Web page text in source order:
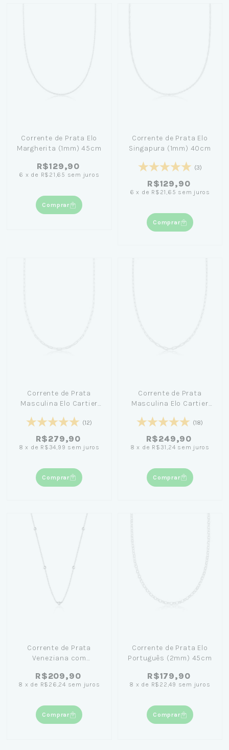
Corrente de Prata Elo
Margherita (1mm) 45cm
R$129,90
6 x de R$21,65 sem juros
Comprar
Corrente de Prata Elo
Singapura (1mm) 40cm
(3)
R$129,90
6 x de R$21,65 sem juros
Comprar
Corrente de Prata
Masculina Elo Cartier
(12)
R$279,90
8 x de R$34,99 sem juros
Comprar
Corrente de Prata
Masculina Elo Cartier
(18)
R$249,90
8 x de R$31,24 sem juros
Comprar
Corrente de Prata
Veneziana com
R$209,90
8 x de R$26,24 sem juros
Comprar
Corrente de Prata Elo
Português (2mm) 45cm
R$179,90
8 x de R$22,49 sem juros
Comprar